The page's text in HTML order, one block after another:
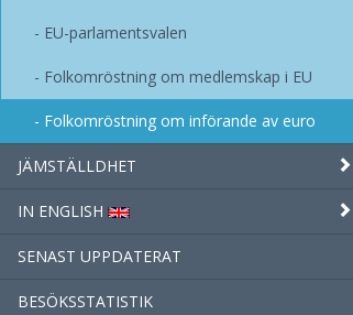
EU-parlamentsvalen
Folkomröstning om medlemskap i EU
Folkomröstning om införande av euro
JÄMSTÄLLDHET
IN ENGLISH
SENAST UPPDATERAT
BESÖKSSTATISTIK